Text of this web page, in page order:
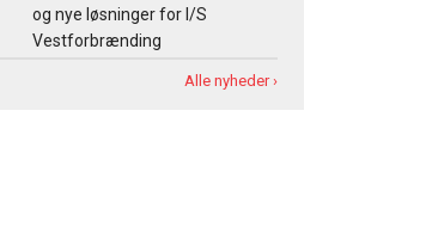
og nye løsninger for I/S
Vestforbrænding
Alle nyheder ›